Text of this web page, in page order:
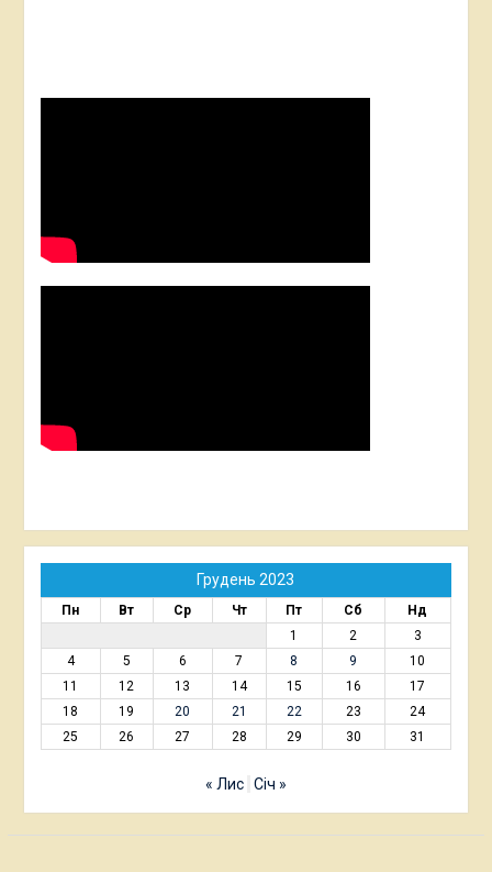
Грудень 2023
Пн Вт Ср Чт Пт Сб
Нд
1
2
3
4
5 6 7 8 9
10
11
12 13 14 15 16
17
18
19 20 21 22 23
24
25
26 27 28 29 30 31
« Лис Січ »